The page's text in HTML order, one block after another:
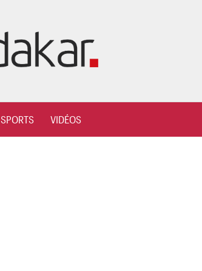
SPORTS VIDÉOS